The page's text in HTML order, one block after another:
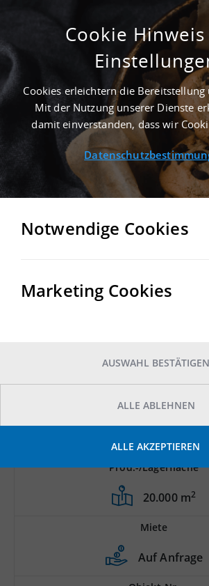
ERSTBEZUG - 20.000 M²
INDUSTRIEIMMOBILIE IN
GÜTERVERKEHRSZENTRUM
LANDKREIS VORPOMMERN-
Immobiliensuche / Detailansicht
Prod.-/Lagerfläche
20.000 m2
Miete
Auf Anfrage
Cookie
Cookies erleichtern die Bereitstellung
Mit der Nutzung unserer Dienste
damit einverstanden, dass wir
Notwendige Cookies
Marketing Cookies
AUSWAHL BESTÄTIGEN
ALLE ABLEHNEN
ALLE AKZEPTIEREN